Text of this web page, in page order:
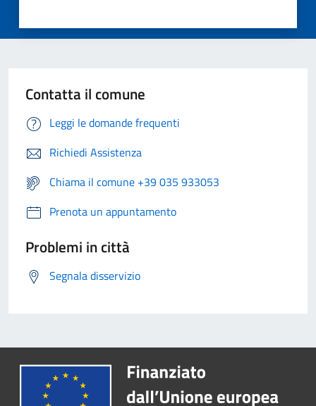
Contatta il comune
Leggi le domande frequenti
Richiedi Assistenza
Chiama il comune +39 035 933053
Prenota un appuntamento
Problemi in città
Segnala disservizio